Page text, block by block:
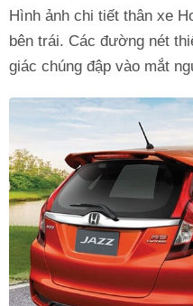
Hình ảnh chi tiết thân xe
bên trái. Các đường nét
giác chúng đập vào mắt